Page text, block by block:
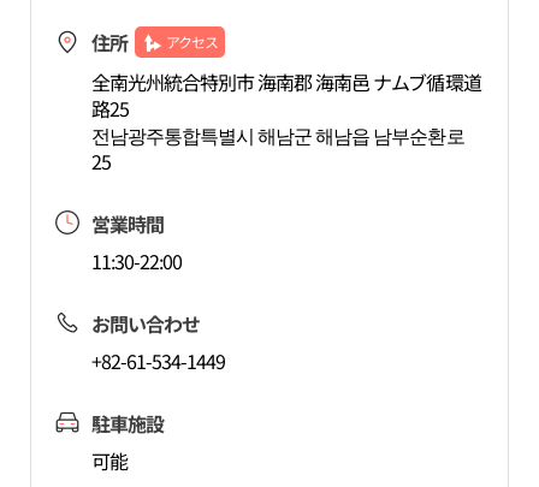
住所 アクセス
全南光州統合特別市 海南郡 海南邑 ナムブ循環道
路25
전남광주통합특별시 해남군 해남읍 남부순환로
25
営業時間
11:30-22:00
お問い合わせ
+82-61-534-1449
駐車施設
可能